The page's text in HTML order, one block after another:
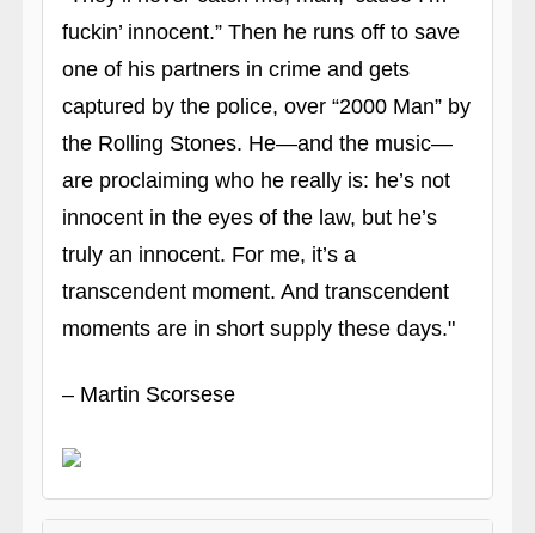
fuckin’ innocent.” Then he runs off to save
one of his partners in crime and gets
captured by the police, over “2000 Man” by
the Rolling Stones. He—and the music—
are proclaiming who he really is: he’s not
innocent in the eyes of the law, but he’s
truly an innocent. For me, it’s a
transcendent moment. And transcendent
moments are in short supply these days."
– Martin Scorsese